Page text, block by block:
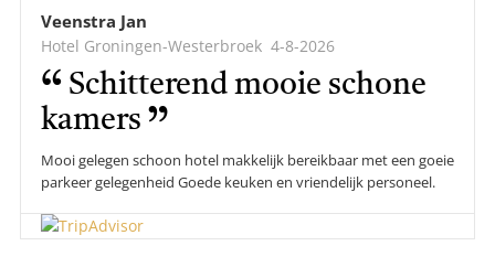
Veenstra Jan
Hotel Groningen-Westerbroek 4-8-2026
Schitterend mooie schone
kamers
Mooi gelegen schoon hotel makkelijk bereikbaar met een goeie
parkeer gelegenheid Goede keuken en vriendelijk personeel.